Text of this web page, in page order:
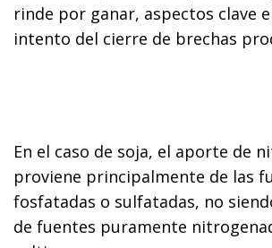
rinde por ganar, aspectos clave
intento del cierre de brechas
En el caso de soja, el aporte de
proviene principalmente de las
fosfatadas o sulfatadas, no
de fuentes puramente